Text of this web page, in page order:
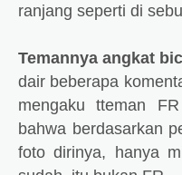
ranjang seperti di
Temannya angkat
dair beberapa
mengaku tteman
bahwa berdasarkan
foto dirinya, hanya